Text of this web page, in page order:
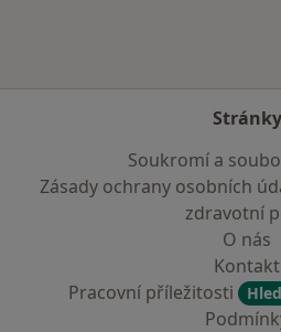
Stránky
Soukromí a
Zásady ochrany osobních
zdravotní
O nás
Kontakt
Pracovní příležitosti